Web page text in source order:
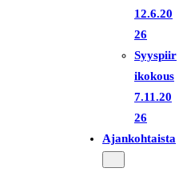
12.6.20
26
Syyspiir
ikokous
7.11.20
26
Ajankohtaista